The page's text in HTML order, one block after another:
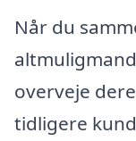
Når du
overveje
tidligere